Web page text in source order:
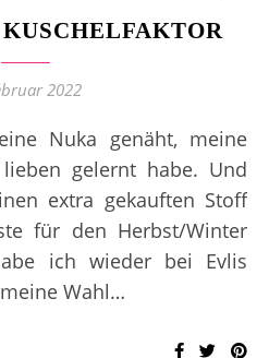
2022
gelernt habe. Und
extra gekauften Stoff
für den Herbst/Winter
ich wieder bei Evlis
Wahl…